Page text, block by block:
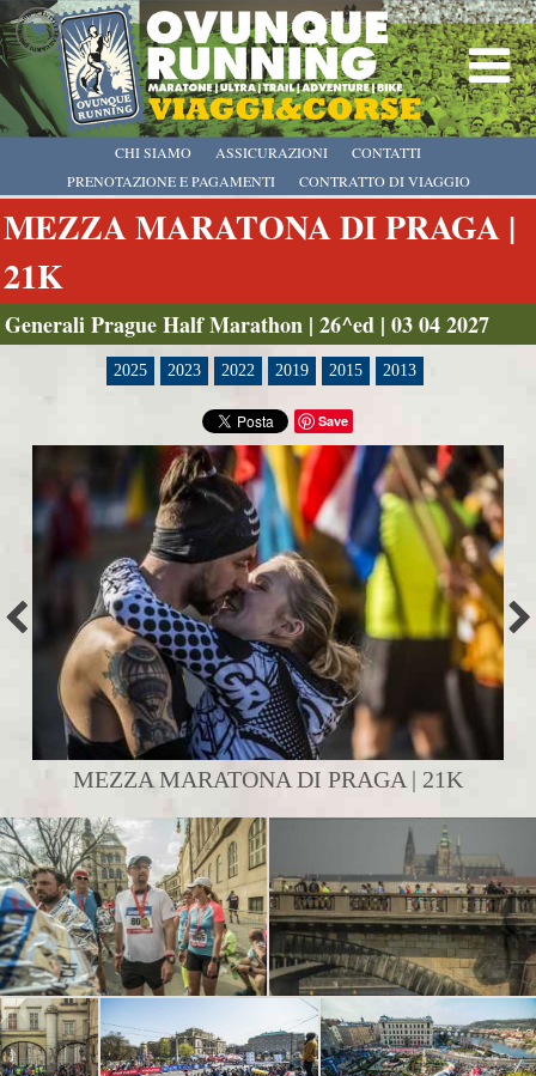
CHI SIAMO
PRENOTAZIONE E PAGAMENTI
CONTRATTO DI VIAGGIO
ASSICURAZIONI CONTATTI
MEZZA MARATONA DI PRAGA |
21K
Generali Prague Half Marathon | 26^ed | 03 04 2027
2025 2023 2022 2019 2015 2013
Save
MEZZA MARATONA DI PRAGA | 21K